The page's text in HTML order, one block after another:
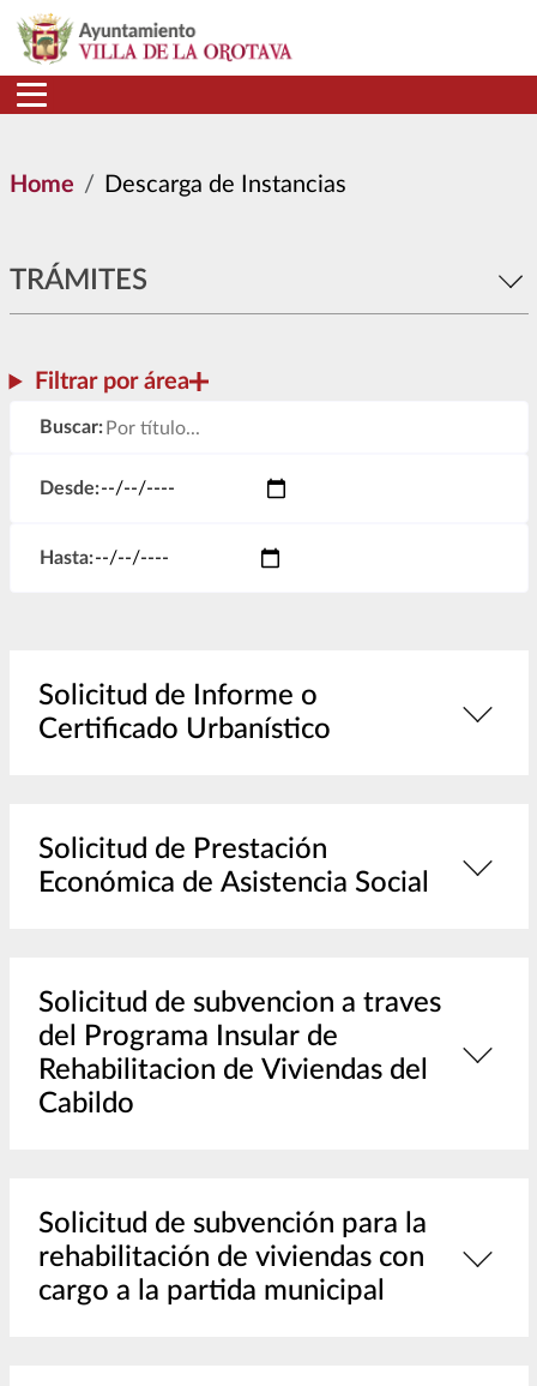
Skip to main content
Home Descarga de Instancias
TRÁMITES
Filtrar por área
Buscar:
Desde:
Hasta:
Solicitud de Informe o
Certificado Urbanístico
Solicitud de Prestación
Económica de Asistencia Social
Solicitud de subvencion a traves
del Programa Insular de
Rehabilitacion de Viviendas del
Cabildo
Solicitud de subvención para la
rehabilitación de viviendas con
cargo a la partida municipal